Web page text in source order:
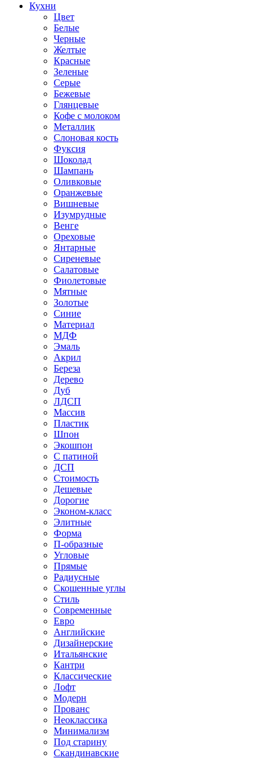
Кухни
Цвет
Белые
Черные
Желтые
Красные
Зеленые
Серые
Бежевые
Глянцевые
Кофе с молоком
Металлик
Слоновая кость
Фуксия
Шоколад
Шампань
Оливковые
Оранжевые
Вишневые
Изумрудные
Венге
Ореховые
Янтарные
Сиреневые
Салатовые
Фиолетовые
Мятные
Золотые
Синие
Материал
МДФ
Эмаль
Акрил
Береза
Дерево
Дуб
ЛДСП
Массив
Пластик
Шпон
Экошпон
С патиной
ДСП
Стоимость
Дешевые
Дорогие
Эконом-класс
Элитные
Форма
П-образные
Угловые
Прямые
Радиусные
Скошенные углы
Стиль
Современные
Евро
Английские
Дизайнерские
Итальянские
Кантри
Классические
Лофт
Модерн
Прованс
Неоклассика
Минимализм
Под старину
Скандинавские